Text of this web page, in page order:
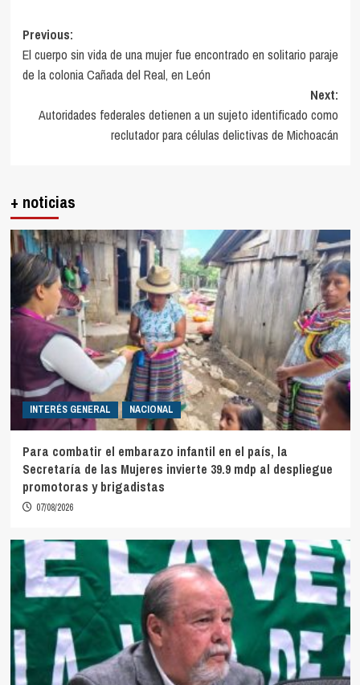
Post
navigation
Previous:
El cuerpo sin vida de una mujer fue encontrado en solitario paraje
de la colonia Cañada del Real, en León
Next:
Autoridades federales detienen a un sujeto identificado como
reclutador para células delictivas de Michoacán
+ noticias
INTERÉS GENERAL NACIONAL
Para combatir el embarazo infantil en el país, la
Secretaría de las Mujeres invierte 39.9 mdp al despliegue
promotoras y brigadistas
07/08/2026